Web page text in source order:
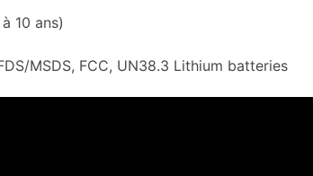
10 ans)
MSDS, FCC, UN38.3 Lithium batteries